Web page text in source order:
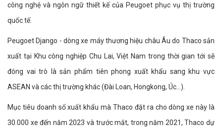
công nghệ và ngôn ngữ thiết kế của Peugoet phục vụ thị trường
quốc tế.
Peugoet Django - dòng xe máy thương hiệu châu Âu do Thaco sản
xuất tại Khu công nghiệp Chu Lai, Việt Nam trong thời gian tới sẽ
đóng vai trò là sản phẩm tiên phong xuất khẩu sang khu vực
ASEAN và các thị trường khác (Đài Loan, Hongkong, Úc…).
Mục tiêu doanh số xuất khẩu mà Thaco đặt ra cho dòng xe này là
30.000 xe đến năm 2023 và trước mắt, trong năm 2021, Thaco dự